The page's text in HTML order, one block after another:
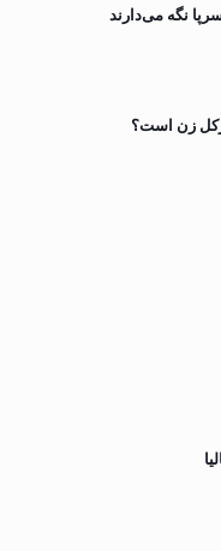
نگه می‌دارند
زن است؟